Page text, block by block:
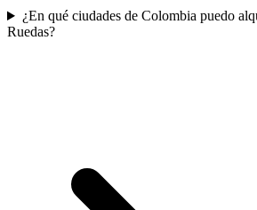
¿En qué ciudades de Colombia puedo
Ruedas?